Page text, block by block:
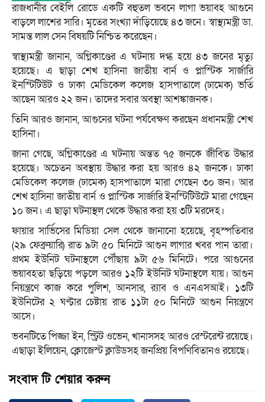
রাজধানীর বেইলি রোডে একটি বহুতল ভবনে লাগা ভয়াবহ আগুনে
বাড়লে লাশের সারি। মৃতের সংখ্যা দাঁড়িয়েছে ৪৩ জনে। স্বাস্থ্যমন্ত্রী ডা.
সামন্ত লাল সেন বিষয়টি নিশ্চিত করেছেন।
স্বাস্থ্যমন্ত্রী জানান, অগ্নিকাণ্ডের এ ঘটনায় দগ্ধ হয়ে ৪৩ জনের মৃত্যু
হয়েছে। এ ছাড়া শেখ হাসিনা জাতীয় বার্ন ও প্লাস্টিক সার্জারি
ইনস্টিটিউট ও ঢাকা মেডিকেল কলেজ হাসপাতালে (ঢামেক) ভর্তি
আছেন আরও ২২ জন। তাদের সবার অবস্থা আশঙ্কাজনক।
তিনি আরও জানান, আগুনের ঘটনা পর্যবেক্ষণ করছেন প্রধানমন্ত্রী শেখ
হাসিনা।
জানা গেছে, অগ্নিকাণ্ডের এ ঘটনায় অন্তত ৭৫ জনকে জীবিত উদ্ধার
হয়েছে। অচেতন অবস্থায় উদ্ধার করা হয় আরও ৪২ জনকে। ঢাকা
মেডিকেল কলেজ (ঢামেক) হাসপাতালে মারা গেছেন ৩০ জন। আর
শেখ হাসিনা জাতীয় বার্ন ও প্লাস্টিক সার্জারি ইনস্টিটিউটে মারা গেছেন
১০ জন। এ ছাড়া ঘটনাস্থল থেকে উদ্ধার করা হয় ৩টি মরদেহ।
ফায়ার সার্ভিসের মিডিয়া সেল থেকে জানানো হয়েছে, বৃহস্পতিবার
(২৯ ফেব্রুয়ারি) রাত ৯টা ৫০ মিনিটে আগুন লাগার খবর পান তারা।
প্রথম ইউনিট ঘটনাস্থলে পৌঁছায় ৯টা ৫৬ মিনিটে। পরে আগুনের
ভয়াবহতা ছড়িয়ে পড়লে আরও ১২টি ইউনিট ঘটনাস্থলে যায়। আগুন
নিয়ন্ত্রণে কাজ করে পুলিশ, আনসার, র‌্যাব ও এনএসআই। ১৩টি
ইউনিটের ২ ঘণ্টার চেষ্টায় রাত ১১টা ৫০ মিনিটে আগুন নিয়ন্ত্রণে
আসে।
ভবনটিতে পিজ্জা ইন, স্ট্রিট ওভেন, খানাসসহ আরও রেস্টরেন্ট রয়েছে।
এছাড়া ইলিয়েন, ক্লোজেস্ট ক্লাউডসহ জনপ্রিয় বিপণিবিতানও রয়েছে।
সংবাদ টি শেয়ার করুন